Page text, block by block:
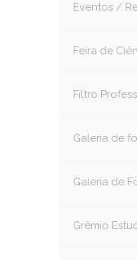
Eventos /
Feira de
Filtro
Galeria de
Galeria de
Grêmio